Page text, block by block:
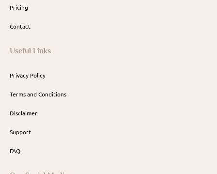
Pricing
Contact
Useful Links
Privacy Policy
Terms and Conditions
Disclaimer
Support
FAQ